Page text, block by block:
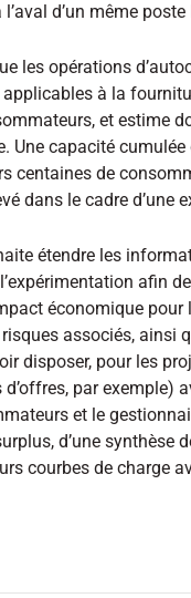
d’un même
les opérations
à la
et estime
Une capacité
centaines de
dans le cadre d’une
étendre les
afin
économique
associés, ainsi
disposer, pour les
par exemple)
et le
d’une synthèse
courbes de charge